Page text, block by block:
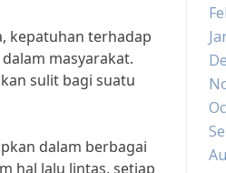
kepatuhan terhadap
masyarakat.
sulit bagi suatu
dalam berbagai
hal lalu lintas, setiap